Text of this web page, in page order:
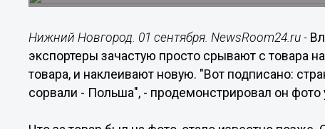
Нижний Новгород. 01 сентября. NewsRoom24.ru -
экспортеры зачастую просто срывают с товара
товара, и наклеивают новую. "Вот подписано:
сорвали - Польша", - продемонстрировал он фото